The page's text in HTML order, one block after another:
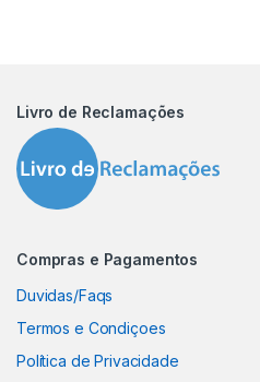
Livro de Reclamações
Compras e Pagamentos
Duvidas/Faqs
Termos e Condiçoes
Política de Privacidade